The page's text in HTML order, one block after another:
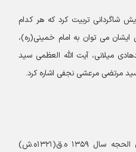
تربیت کرد که هر کدام
می توان به امام خمینی(ره)،
میلانی، آیت الله العظمی سید
مرتضی مرعشی نجفی اشاره کرد.
شیخ عباس قمی غروب روز ۲۲ ذی الحجه سال ۱۳۵۹ ه.ق(۱۳۲۱ه.ش)